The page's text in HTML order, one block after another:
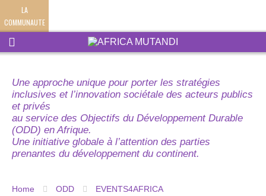
LA
COMMUNAUTE
Une approche unique pour porter les stratégies
inclusives et l’innovation sociétale des acteurs publics
et privés
au service des Objectifs du Développement Durable
(ODD) en Afrique.
Une initiative globale à l’attention des parties
prenantes du développement du continent.
Home ODD EVENTS4AFRICA